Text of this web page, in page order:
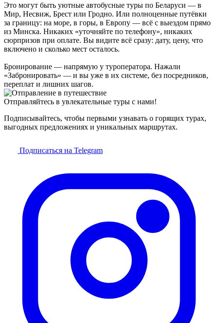
Это могут быть уютные автобусные туры по Беларуси — в
Мир, Несвиж, Брест или Гродно. Или полноценные путёвки
за границу: на море, в горы, в Европу — всё с выездом прямо
из Минска. Никаких «уточняйте по телефону», никаких
сюрпризов при оплате. Вы видите всё сразу: дату, цену, что
включено и сколько мест осталось.
Бронирование — напрямую у туроператора. Нажали
«Забронировать» — и вы уже в их системе, без посредников,
переплат и лишних шагов.
Отправляйтесь в увлекательные туры с нами!
Подписывайтесь, чтобы первыми узнавать о горящих турах,
выгодных предложениях и уникальных маршрутах.
Подписаться на Telegram